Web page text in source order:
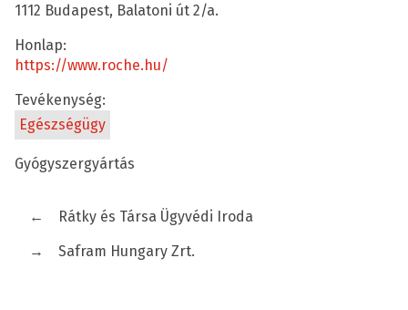
1112 Budapest, Balatoni út 2/a.
Honlap:
https://www.roche.hu/
Tevékenység:
Egészségügy
Gyógyszergyártás
←
Rátky és Társa Ügyvédi Iroda
→
Safram Hungary Zrt.